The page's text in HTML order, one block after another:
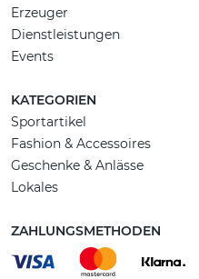
Erzeuger
Dienstleistungen
Events
KATEGORIEN
Sportartikel
Fashion & Accessoires
Geschenke & Anlässe
Lokales
ZAHLUNGSMETHODEN